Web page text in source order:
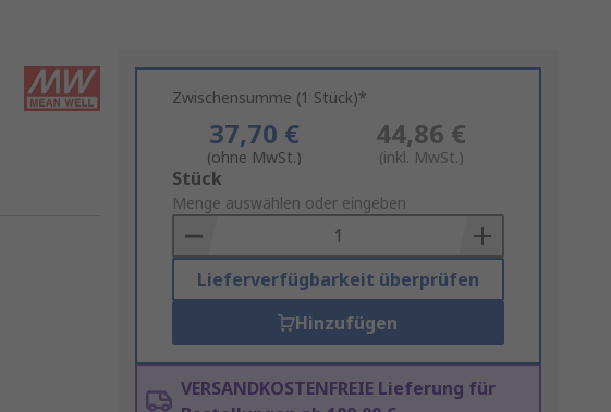
Zwischensumme (1 Stück)*
37,70 €
(ohne MwSt.)
44,86 €
(inkl. MwSt.)
Add
to
Basket
Stück
Menge auswählen oder eingeben
Lieferverfügbarkeit überprüfen
Hinzufügen
VERSANDKOSTENFREIE Lieferung für